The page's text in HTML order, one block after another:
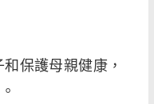
保護母親健康，